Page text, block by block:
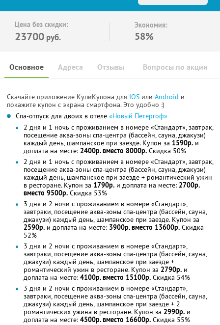
Цена без скидки:
23700 руб.
Экономия:
58%
Основное Отзывы Вопросы по акции
Адреса
Скачайте приложение КупиКупона для IOS или Android и
покажите купон с экрана смартфона. Это удобно :)
Спа-отпуск для двоих в отеле «Новый Петергоф»
2 дня и 1 ночь с проживанием в номере «Стандарт», завтрак,
посещение аква-зоны спа-центра (бассейн, сауна, джакузи)
каждый день, шампанское при заезде. Купон за 1590р. и
доплата на месте: 2400р. вместо 8000р. Скидка 50%
2 дня и 1 ночь с проживанием в номере «Стандарт», завтрак,
посещение аква-зоны спа-центра (бассейн, сауна, джакузи)
каждый день, шампанское при заезде + романтический ужин
в ресторане. Купон за 1790р. и доплата на месте: 2700р.
вместо 9500р. Скидка 53%
3 дня и 2 ночи с проживанием в номере «Стандарт»,
завтраки, посещение аква-зоны спа-центра (бассейн, сауна,
джакузи) каждый день, шампанское при заезде. Купон за
2590р. и доплата на месте: 3900р. вместо 13600р. Скидка
52%
3 дня и 2 ночи с проживанием в номере «Стандарт»,
завтраки, посещение аква-зоны спа-центра (бассейн, сауна,
джакузи) каждый день, шампанское при заезде +
романтический ужин в ресторане. Купон за 2790р. и
доплата на месте: 4100р. вместо 15100р. Скидка 54%
3 дня и 2 ночи с проживанием в номере «Стандарт»,
завтраки, посещение аква-зоны спа-центра (бассейн, сауна,
джакузи) каждый день, шампанское при заезде + 2
романтических ужина в ресторане. Купон за 2990р. и
доплата на месте: 4500р. вместо 16600р. Скидка 55%